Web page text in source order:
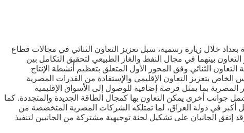
خلال زيارة رسمية، سبل تعزيز التعاون الثنائي في مجالات قطاع
بينهما في مجال النفط والغاز الطبيعي لتحقيق التكامل بين
الثنائي وفق المحور الأول المتعلق بتعظيم أنشطة الإنتاج
الخاص بتعزيز التعاون الإقليمي والإستفادة من القدرات المصرية
المصرية بما يمثل فرصة إضافية للوصول إلى الأسواق الإقليمية
جوانب أخرى يمكن التعاون بها كمجال الطاقة الجديدة والمتجددة. كما
في دولة العراق، لما تمتلكه الشركات المصرية المتخصصة من
الجانبان على تشكيل لجنة توجيهية مشتركة من الجانبين لتنفيذ